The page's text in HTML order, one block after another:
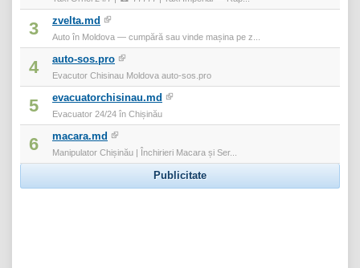
3 zvelta.md
Auto în Moldova — cumpără sau vinde mașina pe z...
4 auto-sos.pro
Evacutor Chisinau Moldova auto-sos.pro
5 evacuatorchisinau.md
Evacuator 24/24 în Chișinău
6 macara.md
Manipulator Chișinău | Închirieri Macara și Ser...
Publicitate